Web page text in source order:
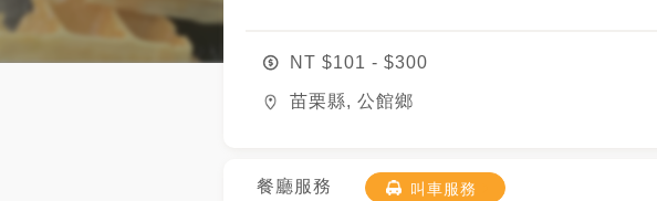
NT $101 - $300
苗栗縣, 公館鄉
餐廳服務 叫車服務